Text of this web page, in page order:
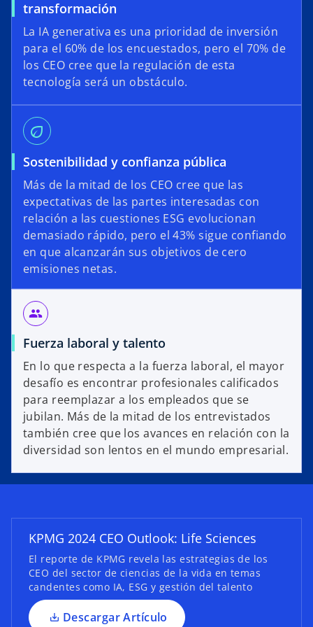
transformación
La IA generativa es una prioridad de inversión
para el 60% de los encuestados, pero el 70% de
los CEO cree que la regulación de esta
tecnología será un obstáculo.
eco
Sostenibilidad y confianza pública
Más de la mitad de los CEO cree que las
expectativas de las partes interesadas con
relación a las cuestiones ESG evolucionan
demasiado rápido, pero el 43% sigue confiando
en que alcanzarán sus objetivos de cero
emisiones netas.
group
Fuerza laboral y talento
En lo que respecta a la fuerza laboral, el mayor
desafío es encontrar profesionales calificados
para reemplazar a los empleados que se
jubilan. Más de la mitad de los entrevistados
también cree que los avances en relación con la
diversidad son lentos en el mundo empresarial.
KPMG 2024 CEO Outlook: Life Sciences
El reporte de KPMG revela las estrategias de los
CEO del sector de ciencias de la vida en temas
candentes como IA, ESG y gestión del talento
Descargar Artículo
s
e
a
b
n
u
n
a